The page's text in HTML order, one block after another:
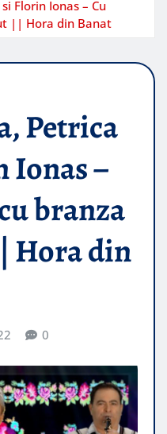
Florin Ionas – Cu
|| Hora din Banat
Petrica
Ionas –
branza
Hora din
0